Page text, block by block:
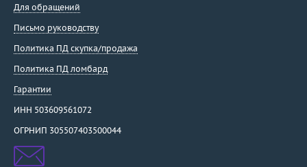
Valentin Yudashkin
Van Cleef & Arpels
Van Der Bauwede
Vaschieri
Venini
Venyx
Versace
Для обращений
Письмо руководству
Политика ПД скупка/продажа
Политика ПД ломбард
Гарантии
ИНН 503609561072
ОГРНИП 305507403500044